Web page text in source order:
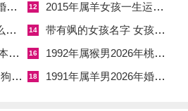
、求嗣、开光、出行、解除、拆卸、
吗 12 2015年属羊女孩一生运势 2015年属羊女2026年健康运好吗
14 带有飒的女孩名字 女孩取名字带飒字有什么名字好听
放 16 1992年属猴男2026年桃花运 1992年属猴男2026年感情运如何
势 18 1991年属羊男2026年婚姻运势 1991年属羊男2026年感情运如何